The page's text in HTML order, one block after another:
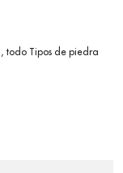
, todo Tipos de piedra